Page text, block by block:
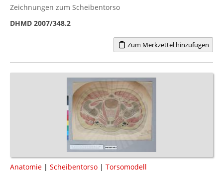
Zeichnungen zum Scheibentorso
DHMD 2007/348.2
Zum Merkzettel hinzufügen
Anatomie | Scheibentorso | Torsomodell